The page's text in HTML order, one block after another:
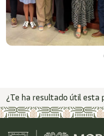
¿Te ha resultado útil esta